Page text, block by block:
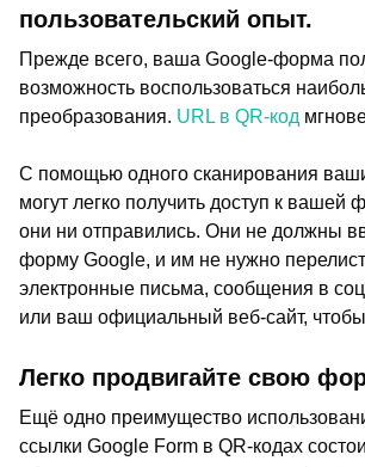
пользовательский опыт.
Прежде всего, ваша Google-форма
возможность воспользоваться
преобразования. URL в QR-код
С помощью одного сканирования
могут легко получить доступ к вашей
они ни отправились. Они не должны
форму Google, и им не нужно
электронные письма, сообщения в
или ваш официальный веб-сайт,
Легко продвигайте свою
Ещё одно преимущество
ссылки Google Form в QR-кодах